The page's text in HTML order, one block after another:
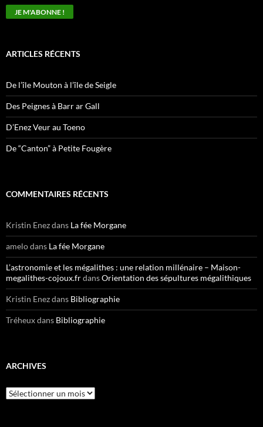
ARTICLES RÉCENTS
De l’île Mouton à l’île de Seigle
Des Peignes à Barr ar Gall
D’Enez Veur au Toeno
De “Canton” à Petite Fougère
COMMENTAIRES RÉCENTS
Kristin Enezdans La fée Morgane
amelodans La fée Morgane
L’astronomie et les mégalithes : une relation millénaire – Maison-
megalithes-cojoux.frdansOrientation des sépultures mégalithiques
Kristin Enezdans Bibliographie
Tréheuxdans Bibliographie
ARCHIVES
Archives